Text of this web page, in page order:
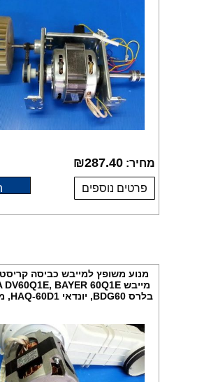
מחיר: ₪287.40
פרטים נוספים
בלרס BDG60, יונדאי HAQ-60D1, מקט M234